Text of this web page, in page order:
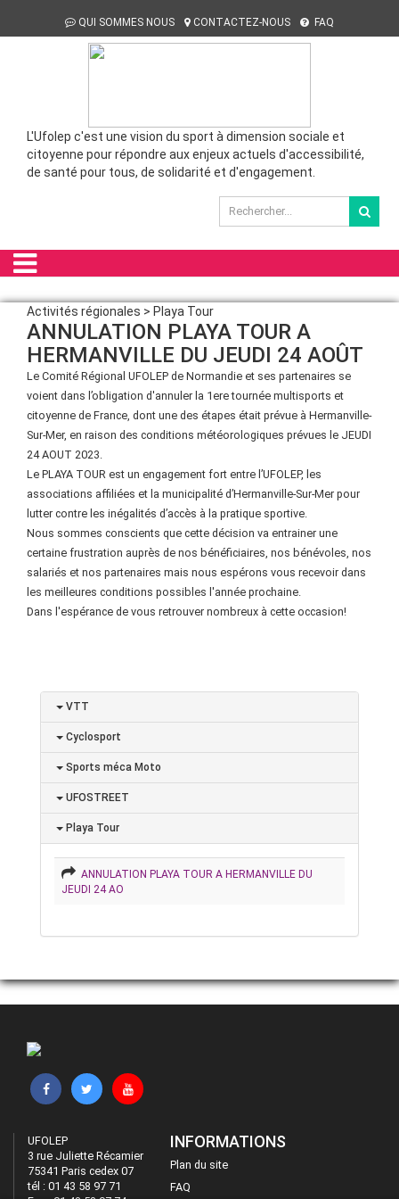
QUI SOMMES NOUS CONTACTEZ-NOUS FAQ
L'Ufolep c'est une vision du sport à dimension sociale et
citoyenne pour répondre aux enjeux actuels d'accessibilité,
de santé pour tous, de solidarité et d'engagement.
Activités régionales > Playa Tour
ANNULATION PLAYA TOUR A
HERMANVILLE DU JEUDI 24 AOÛT
Le Comité Régional UFOLEP de Normandie et ses partenaires se
voient dans l’obligation d'annuler la 1ere tournée multisports et
citoyenne de France, dont une des étapes était prévue à Hermanville-
Sur-Mer, en raison des conditions météorologiques prévues le JEUDI
24 AOUT 2023.
Le PLAYA TOUR est un engagement fort entre l’UFOLEP, les
associations affiliées et la municipalité d’Hermanville-Sur-Mer pour
lutter contre les inégalités d’accès à la pratique sportive.
Nous sommes conscients que cette décision va entrainer une
certaine frustration auprès de nos bénéficiaires, nos bénévoles, nos
salariés et nos partenaires mais nous espérons vous recevoir dans
les meilleures conditions possibles l'année prochaine.
Dans l'espérance de vous retrouver nombreux à cette occasion!
VTT
Cyclosport
Sports méca Moto
UFOSTREET
Playa Tour
ANNULATION PLAYA TOUR A HERMANVILLE DU
JEUDI 24 AO
UFOLEP
3 rue Juliette Récamier
75341 Paris cedex 07
tél : 01 43 58 97 71
INFORMATIONS
Plan du site
FAQ